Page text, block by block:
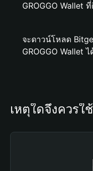
GROGGO Wallet
จะดาวน์โหลด
GROGGO Wallet ไ
เหตุใดจึงควรใ